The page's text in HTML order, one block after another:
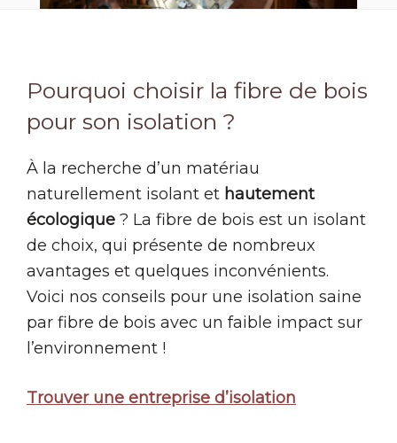
Pourquoi choisir la fibre de bois
pour son isolation ?
À la recherche d’un matériau
naturellement isolant et hautement
écologique ? La fibre de bois est un isolant
de choix, qui présente de nombreux
avantages et quelques inconvénients.
Voici nos conseils pour une isolation saine
par fibre de bois avec un faible impact sur
l’environnement !
Trouver une entreprise d’isolation